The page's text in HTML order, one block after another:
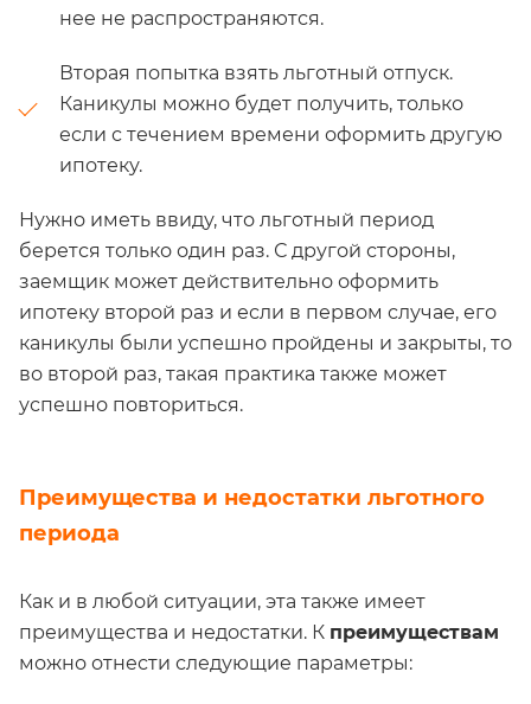
нее не распространяются.
Вторая попытка взять льготный отпуск.
Каникулы можно будет получить, только
если с течением времени оформить другую
ипотеку.
Нужно иметь ввиду, что льготный период
берется только один раз. С другой стороны,
заемщик может действительно оформить
ипотеку второй раз и если в первом случае, его
каникулы были успешно пройдены и закрыты, то
во второй раз, такая практика также может
успешно повториться.
Преимущества и недостатки льготного
периода
Как и в любой ситуации, эта также имеет
преимущества и недостатки. К преимуществам
можно отнести следующие параметры: